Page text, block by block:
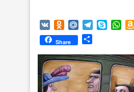
VK Odnoklassniki
Mail.RuTelegram
Skype
Share